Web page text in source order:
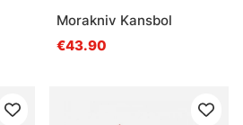
Morakniv Kansbol
€43.90